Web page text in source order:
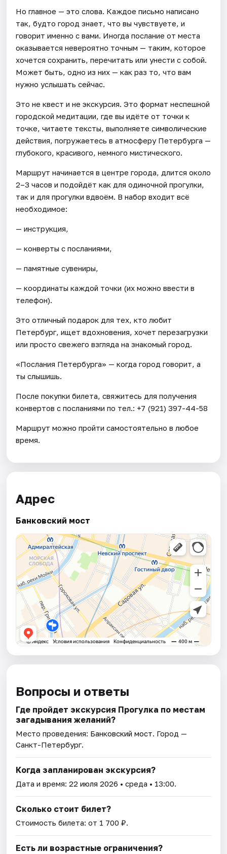
Но главное — это слова. Каждое письмо написано
так, будто город знает, что вы чувствуете, и
говорит именно с вами. Иногда послание от места
оказывается невероятно точным — таким, которое
хочется сохранить, перечитать или унести с собой.
Может быть, одно из них — как раз то, что вам
нужно услышать сейчас.
Это не квест и не экскурсия. Это формат неспешной
городской медитации, где вы идёте от точки к
точке, читаете тексты, выполняете символические
действия, погружаетесь в атмосферу Петербурга —
глубокого, красивого, немного мистического.
Маршрут начинается в центре города, длится около
2–3 часов и подойдёт как для одиночной прогулки,
так и для прогулки вдвоём. В набор входит всё
необходимое:
— инструкция,
— конверты с посланиями,
— памятные сувениры,
— координаты каждой точки (их можно ввести в
телефон).
Это отличный подарок для тех, кто любит
Петербург, ищет вдохновения, хочет перезагрузки
или просто свежего взгляда на знакомый город.
«Послания Петербурга» — когда город говорит, а
ты слышишь.
После покупки билета, свяжитесь для получения
конвертов с посланиями по тел.: +7 (921) 397-44-58
Маршрут можно пройти самостоятельно в любое
время.
Адрес
Банковский мост
Вопросы и ответы
Где пройдет экскурсия Прогулка по местам
загадывания желаний?
Место проведения: Банковский мост. Город —
Санкт-Петербург.
Когда запланирован экскурсия?
Дата и время:22 июля 2026 • среда • 13:00.
Сколько стоит билет?
Стоимость билета: от 1 700 ₽.
Есть ли возрастные ограничения?